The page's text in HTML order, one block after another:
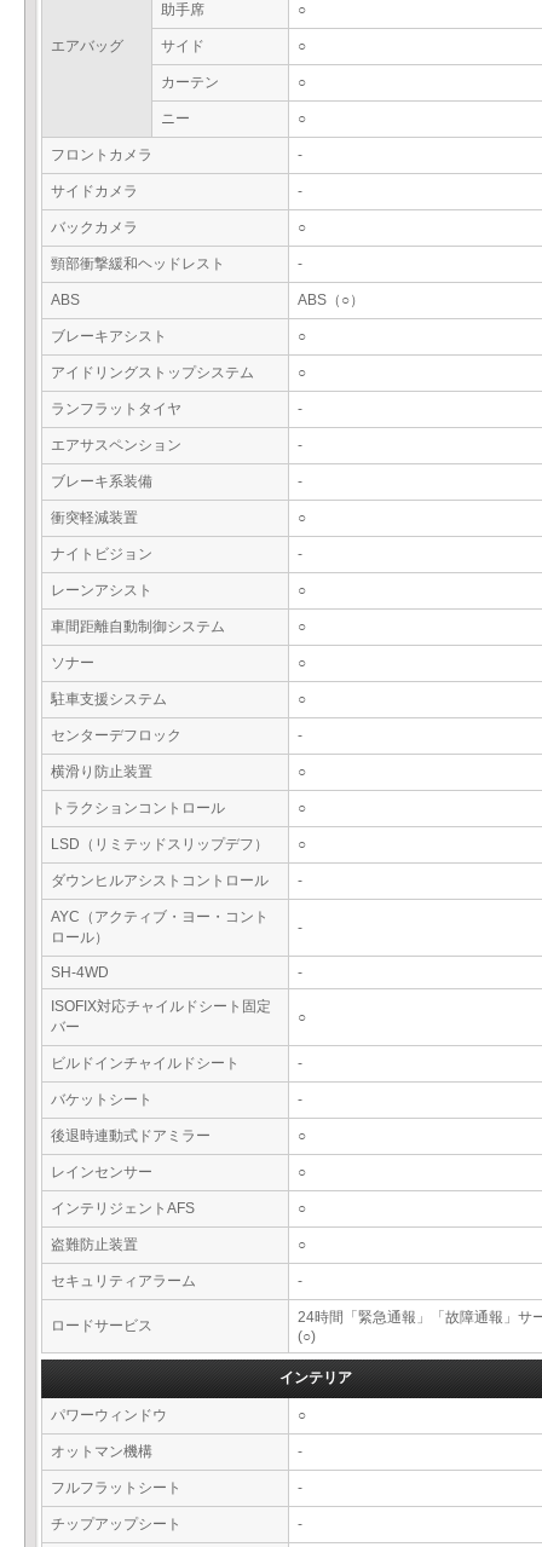
エアバッグ
助手席 ○
サイド ○
カーテン ○
ニー ○
フロントカメラ -
サイドカメラ -
バックカメラ ○
頸部衝撃緩和ヘッドレスト -
ABS ABS（○）
ブレーキアシスト ○
アイドリングストップシステム ○
ランフラットタイヤ -
エアサスペンション -
ブレーキ系装備 -
衝突軽減装置 ○
ナイトビジョン -
レーンアシスト ○
車間距離自動制御システム ○
ソナー ○
駐車支援システム ○
センターデフロック -
横滑り防止装置 ○
トラクションコントロール ○
LSD（リミテッドスリップデフ） ○
ダウンヒルアシストコントロール -
AYC（アクティブ・ヨー・コント
ロール）
-
SH-4WD
-
ISOFIX対応チャイルドシート固定
バー
○
ビルドインチャイルドシート -
バケットシート -
後退時連動式ドアミラー ○
レインセンサー ○
インテリジェントAFS ○
盗難防止装置 ○
セキュリティアラーム -
ロードサービス
24時間「緊急通報」「故障通報」サ
(○)
インテリア
パワーウィンドウ ○
オットマン機構 -
フルフラットシート -
チップアップシート -